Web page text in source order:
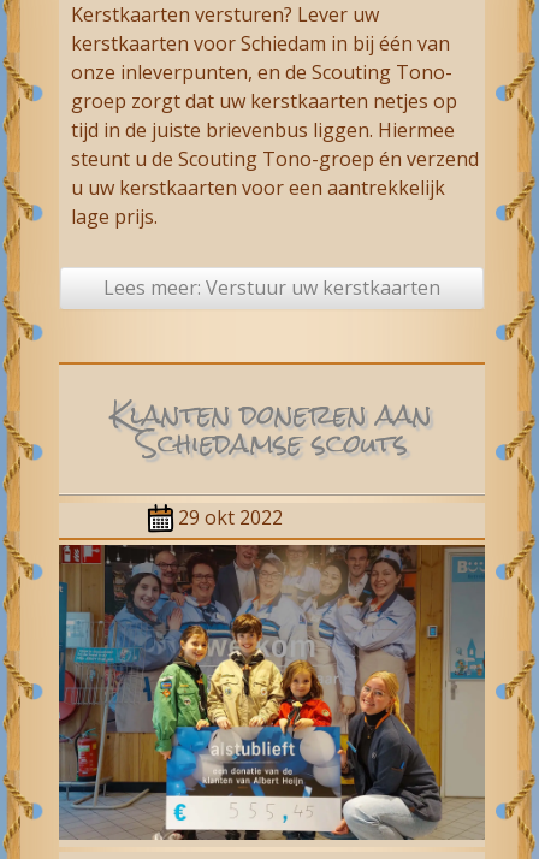
Kerstkaarten versturen? Lever uw
kerstkaarten voor Schiedam in bij één van
onze inleverpunten, en de Scouting Tono-
groep zorgt dat uw kerstkaarten netjes op
tijd in de juiste brievenbus liggen. Hiermee
steunt u de Scouting Tono-groep én verzend
u uw kerstkaarten voor een aantrekkelijk
lage prijs.
Lees meer: Verstuur uw kerst­kaarten
Klanten doneren aan
Schiedamse scouts
29 okt 2022